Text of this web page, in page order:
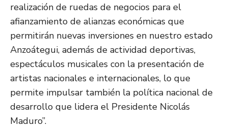
realización de ruedas de negocios para el
afianzamiento de alianzas económicas que
permitirán nuevas inversiones en nuestro estado
Anzoátegui, además de actividad deportivas,
espectáculos musicales con la presentación de
artistas nacionales e internacionales, lo que
permite impulsar también la política nacional de
desarrollo que lidera el Presidente Nicolás
Maduro”.